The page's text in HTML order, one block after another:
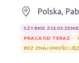
Polska,
SZYBKIE ZGŁOSZENIE
PRACA OD TERAZ
BEZ ZNAJOMOŚCI